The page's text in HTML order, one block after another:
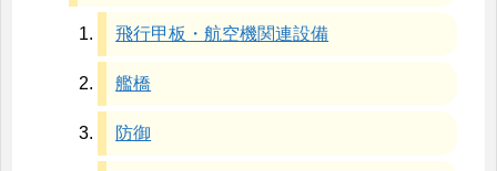
飛行甲板・航空機関連設備
艦橋
防御